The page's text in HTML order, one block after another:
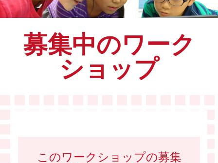
募集中のワーク
ショップ
このワークショップの募集